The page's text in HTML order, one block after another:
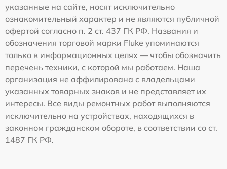
указанные на сайте, носят исключительно
ознакомительный характер и не являются публичной
офертой согласно п. 2 ст. 437 ГК РФ. Названия и
обозначения торговой марки Fluke упоминаются
только в информационных целях — чтобы обозначить
перечень техники, с которой мы работаем. Наша
организация не аффилирована с владельцами
указанных товарных знаков и не представляет их
интересы. Все виды ремонтных работ выполняются
исключительно на устройствах, находящихся в
законном гражданском обороте, в соответствии со ст.
1487 ГК РФ.